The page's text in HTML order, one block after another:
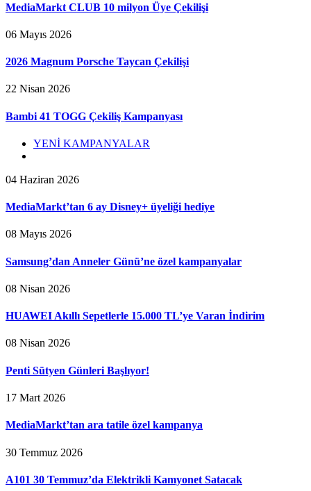
MediaMarkt CLUB 10 milyon Üye Çekilişi
06 Mayıs 2026
2026 Magnum Porsche Taycan Çekilişi
22 Nisan 2026
Bambi 41 TOGG Çekiliş Kampanyası
YENİ KAMPANYALAR
04 Haziran 2026
MediaMarkt’tan 6 ay Disney+ üyeliği hediye
08 Mayıs 2026
Samsung’dan Anneler Günü’ne özel kampanyalar
08 Nisan 2026
HUAWEI Akıllı Sepetlerle 15.000 TL’ye Varan İndirim
08 Nisan 2026
Penti Sütyen Günleri Başlıyor!
17 Mart 2026
MediaMarkt’tan ara tatile özel kampanya
30 Temmuz 2026
A101 30 Temmuz’da Elektrikli Kamyonet Satacak